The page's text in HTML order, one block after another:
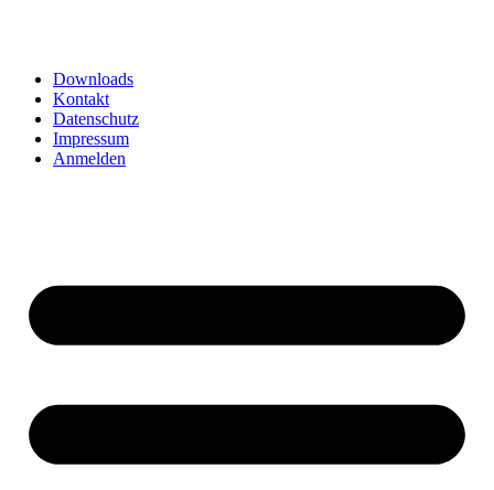
Downloads
Kontakt
Datenschutz
Impressum
Anmelden